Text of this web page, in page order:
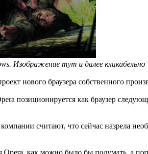
Изображение тут и далее кликабельно
нового браузера собственного
позиционируется как браузер
считают, что сейчас назрела
как можно было бы подумать, а